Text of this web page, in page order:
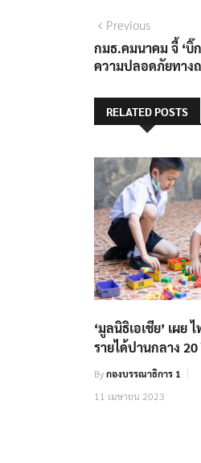
แนะแนว
เรื่อง
PreviousPrevious
post:
กมธ.คมนาคม จี้ ‘
ความปลอดภัยทาง
RELATED POSTS
‘มูลนิธิเอเชีย’ เผย
รายได้ปานกลาง
Byกองบรรณาธิการ 1
11 เมษายน 2023